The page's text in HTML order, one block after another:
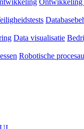
Ontwikkeling
Data visualisatie
Robotische